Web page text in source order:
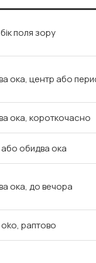
поля зору
ока, центр або
ока, короткочасно
обидва ока
ока, до вечора
раптово